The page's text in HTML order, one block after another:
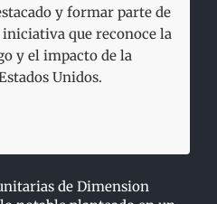
y formar parte de
iniciativa que reconoce la
y el impacto de la
Unidos.
de Dimension